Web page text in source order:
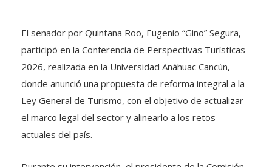
El senador por Quintana Roo, Eugenio “Gino” Segura,
participó en la Conferencia de Perspectivas Turísticas
2026, realizada en la Universidad Anáhuac Cancún,
donde anunció una propuesta de reforma integral a la
Ley General de Turismo, con el objetivo de actualizar
el marco legal del sector y alinearlo a los retos
actuales del país.